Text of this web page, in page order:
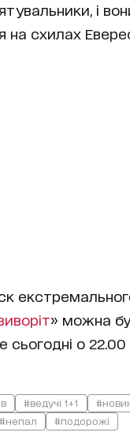
і
на схилах
» можна
о 22.00
#ведучі 1+1
#непал #подорожі